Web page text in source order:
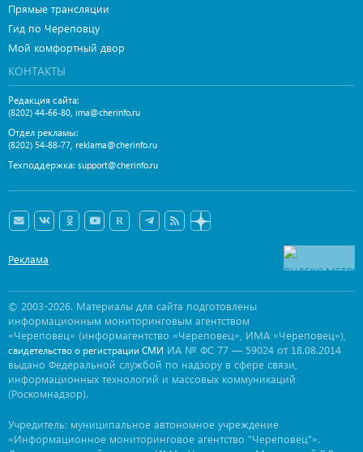
Прямые трансляции
Гид по Череповцу
Мой комфортный двор
КОНТАКТЫ
Редакция сайта:
(8202) 44-66-80 ima@cherinfo.ru
Отдел рекламы:
(8202) 54-88-77 reklama@cherinfo.ru
Техподдержка: support@cherinfo.ru
Реклама
© 2003-2026. Материалы для сайта подготовлены
информационным мониторинговым агентством
«Череповец» (информагентство «Череповец», ИМА «Череповец»),
свидетельство о регистрации СМИ ИА № ФС 77 — 59024 от 18.08.2014
выдано Федеральной службой по надзору в сфере связи,
информационных технологий и массовых коммуникаций
(Роскомнадзор).
Учредитель: муниципальное автономное учреждение
«Информационное мониторинговое агентство "Череповец"».